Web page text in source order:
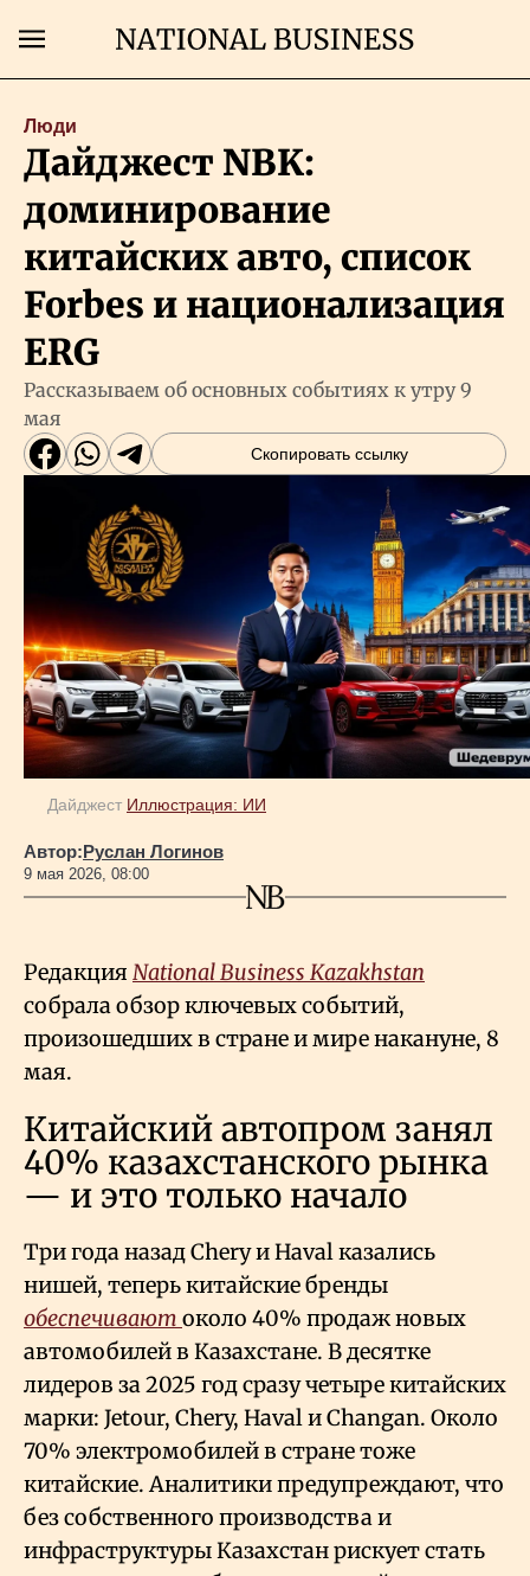
Главная
Бизнес
Рынки
Технологии
Геополитика
Исследования
Люди
Life & Arts
О нас
Все новости
Люди
Дайджест NBK:
доминирование
китайских авто, список
Forbes и национализация
ERG
Рассказываем об основных событиях к утру 9
мая
Скопировать ссылку
Дайджест Иллюстрация: ИИ
Автор:Руслан Логинов
9 мая 2026, 08:00
Редакция National Business Kazakhstan
собрала обзор ключевых событий,
произошедших в стране и мире накануне, 8
мая.
Китайский автопром занял
40% казахстанского рынка
— и это только начало
Три года назад Chery и Haval казались
нишей, теперь китайские бренды
обеспечивают около 40% продаж новых
автомобилей в Казахстане. В десятке
лидеров за 2025 год сразу четыре китайских
марки: Jetour, Chery, Haval и Changan. Около
70% электромобилей в стране тоже
китайские. Аналитики предупреждают, что
без собственного производства и
инфраструктуры Казахстан рискует стать